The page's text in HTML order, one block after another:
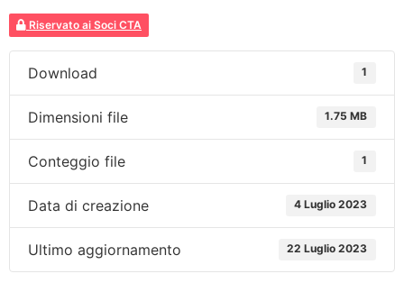
Riservato ai Soci CTA
Download 1
Dimensioni file 1.75 MB
Conteggio file 1
Data di creazione 4 Luglio 2023
Ultimo aggiornamento 22 Luglio 2023